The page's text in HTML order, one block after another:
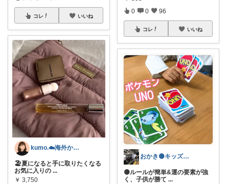
コレ いいね
kumo.☁️海外かぶれ/経由感謝です♡
🏖️夏になると手に取りたくなる
お気に入りの ...
￥ 3,750
0 0 96
コレ いいね
おかき🟡キッズ、子供服、暑さ対策
🟡ルールが簡単&運の要素が強
く、子供が勝て ...